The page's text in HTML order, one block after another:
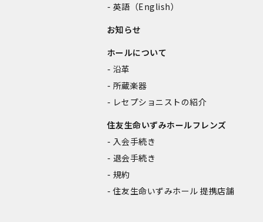
英語（English）
お知らせ
ホールについて
沿革
所蔵楽器
レセプショニストの紹介
住友生命いずみホールフレンズ
入会手続き
退会手続き
規約
住友生命いずみホール 提携店舗